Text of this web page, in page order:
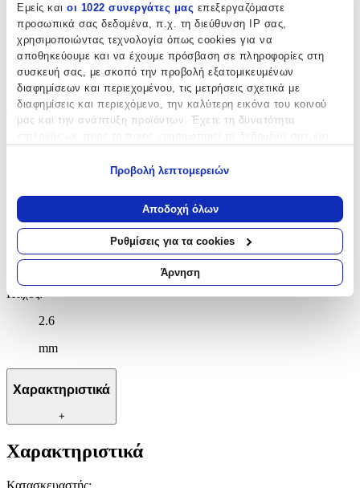
Εμείς και οι 1022 συνεργάτες μας επεξεργαζόμαστε
προσωπικά σας δεδομένα, π.χ. τη διεύθυνση IP σας,
χρησιμοποιώντας τεχνολογία όπως cookies για να
αποθηκεύουμε και να έχουμε πρόσβαση σε πληροφορίες στη
συσκευή σας, με σκοπό την προβολή εξατομικευμένων
διαφημίσεων και περιεχομένου, τις μετρήσεις σχετικά με
διαφημίσεις και περιεχόμενο, την καλύτερη εικόνα του κοινού
μας και την ανάπτυξη προϊόντων. Έχετε τη δυνατότητα
Να συλλέξουμε πληροφορίες σχετικά με τη γεωγραφική
σας τοποθεσία, οι οποίες μπορεί να είναι ακριβείς σε
απόσταση μερικών μέτρων
Να αναγνωρίσουμε τη συσκευή σας σαρώνοντας ενεργά
για συγκεκριμένα χαρακτηριστικά (δακτυλικό αποτύπωμα)
Μάθετε περισσότερα σχετικά με τον τρόπο επεξεργασίας των
προσωπικών σας δεδομένων και καθορίστε τις προτιμήσεις σας
στηνενότητα “Λεπτομέρειες”
Δήλωση Cookies.
Χρησιμοποιούμε cookies ώστε η τοποθεσία μας να λειτουργεί
σωστά, να εξατομικεύουμε περιεχόμενο και διαφημίσεις, να
παρέχουμε λειτουργίες μέσων κοινωνικής δικτύωσης και να
μας επεξεργαζόμαστε προσωπικά σας δεδομένα, π.χ. τη
διεύθυνση IP σας, χρησιμοποιώντας τεχνολογία όπως cookies
για να αποθηκεύουμε και να έχουμε πρόσβαση σε πληροφορίες
Προβολή λεπτομερειών
Αποδοχή όλων
Ρυθμίσεις για τα cookies
Άρνηση
Χρώμα Υλικού:
Κίτρινο
Λεπτομέρειες
Τύπος :
Λαιμού
Λουστρέ Φινίρισμα
Μήκος:
50
Πάχος:
2.6
mm
Χαρακτηριστικά
+
Χαρακτηριστικά
Κατασκευαστής: